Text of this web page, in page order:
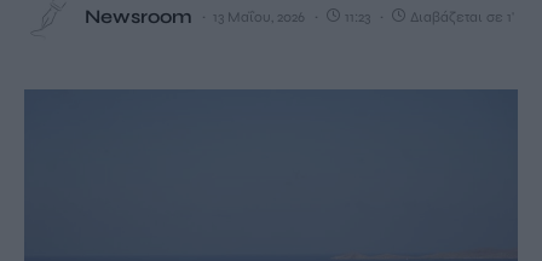
Newsroom 13 Μαΐου, 2026 11:23 Διαβάζεται σε 1'